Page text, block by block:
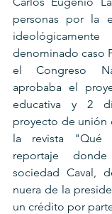
personas por la
denominado caso
el Congreso
aprobaba el
educativa y 2
proyecto de unión
la revista "Qué
reportaje
sociedad Caval,
nuera de la
un crédito por